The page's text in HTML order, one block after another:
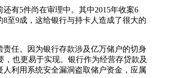
有5件尚在审理中。其中2015年收案6
至9成，这给银行与持卡人造成了很大的
任。因为银行存款涉及亿万储户的切身
也更易于实现。银行作为经营存贷款及
利用系统安全漏洞盗取储户资金，应属